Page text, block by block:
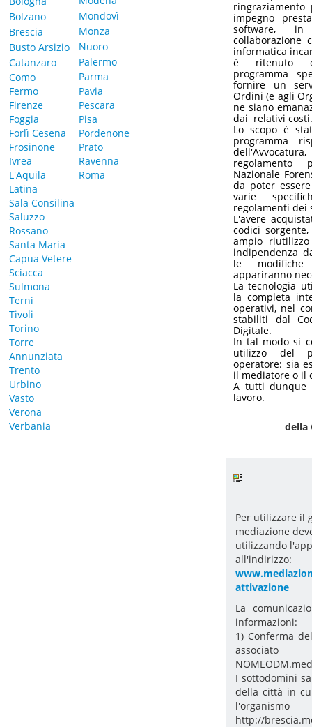
Bolzano
Brescia
Busto Arsizio
Catanzaro
Como
Fermo
Firenze
Foggia
Forlì Cesena
Frosinone
Ivrea
L'Aquila
Latina
Mondovì
Monza
Nuoro
Palermo
Parma
Pavia
Pescara
Pisa
Pordenone
Prato
Ravenna
Roma
Sala Consilina
Saluzzo
Rossano
Santa Maria
Capua Vetere
Sciacca
Sulmona
Terni
Tivoli
Torino
Torre
Annunziata
Trento
Urbino
Vasto
Verona
Verbania
impegno
software,
collaborazione
informatica
è ritenuto
programma
fornire un
Ordini (e agli
ne siano
dai relativi costi.
Lo scopo è
programma
regolamento
Nazionale
da poter
varie
regolamenti dei
L'avere
codici
ampio
indipendenza
le
appariranno
La tecnologia
la completa
operativi, nel
stabiliti dal
Digitale.
In tal modo si
utilizzo del
operatore: sia
il mediatore o il
A tutti dunque
lavoro.
della
Per utilizzare il
mediazione
utilizzando
all'indirizzo:
attivazione
La
informazioni:
1) Conferma
I sottodomini
della città in
l'organismo
http://